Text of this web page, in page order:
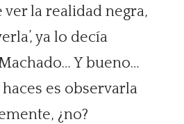
ver la realidad negra,
ya lo decía
Y bueno…
es observarla
¿no?